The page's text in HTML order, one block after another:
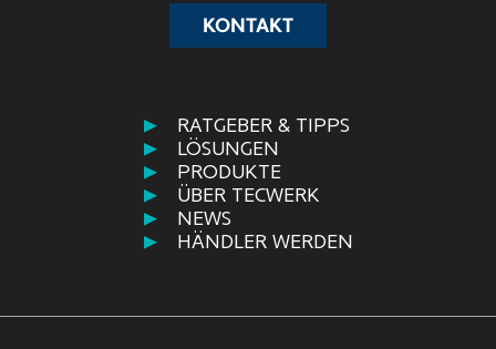
RATGEBER & TIPPS
LÖSUNGEN
PRODUKTE
ÜBER TECWERK
NEWS
HÄNDLER WERDEN
KONTAKT